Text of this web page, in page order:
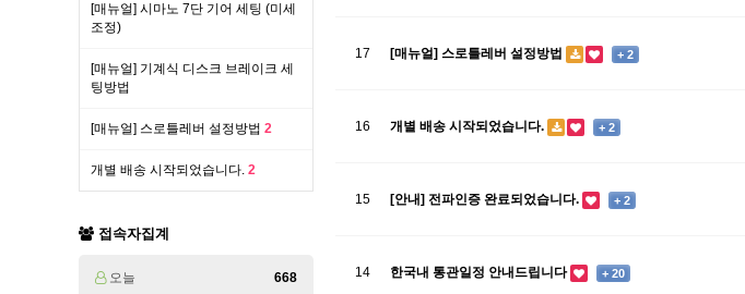
[매뉴얼] 시마노 7단 기어 세팅 (미세
조정)
[매뉴얼] 기계식 디스크 브레이크 세
팅방법
[매뉴얼] 스로틀레버 설정방법 2
개별 배송 시작되었습니다. 2
접속자집계
오늘
668
17 [매뉴얼] 스로틀레버 설정방법 + 2
16 개별 배송 시작되었습니다. + 2
15 [안내] 전파인증 완료되었습니다. + 2
14 한국내 통관일정 안내드립니다 + 20